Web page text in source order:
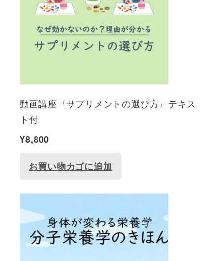
動画講座『サプリメントの選び方』テキス
ト付
¥8,800
お買い物カゴに追加